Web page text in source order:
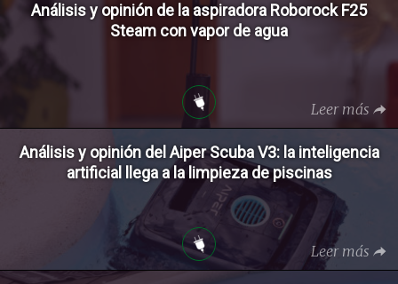
Análisis y opinión de la aspiradora Roborock F25
Steam con vapor de agua
Leer más
Análisis y opinión del Aiper Scuba V3: la inteligencia
artificial llega a la limpieza de piscinas
Leer más